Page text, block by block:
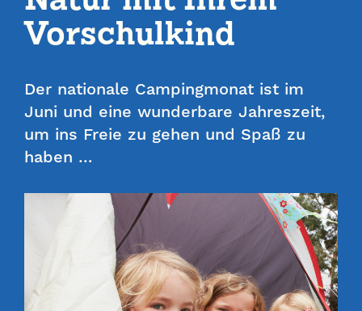
Vorschulkind
Der nationale Campingmonat ist im
Juni und eine wunderbare Jahreszeit,
um ins Freie zu gehen und Spaß zu
haben …